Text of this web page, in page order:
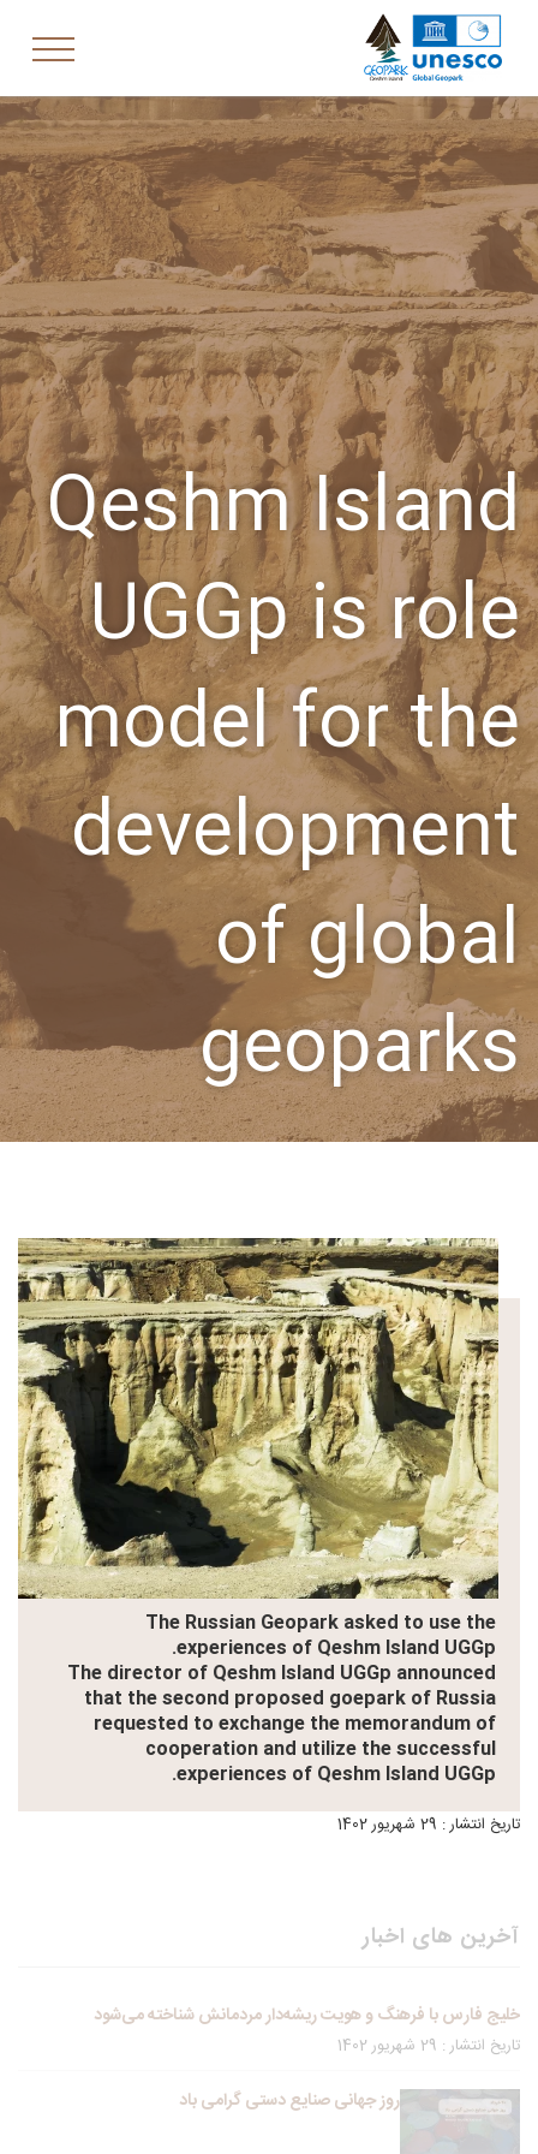
Qeshm Island
UGGp is role
model for the
development
of global
geoparks
The Russian Geopark asked to use the
experiences of Qeshm Island UGGp.
The director of Qeshm Island UGGp announced
that the second proposed goepark of Russia
requested to exchange the memorandum of
cooperation and utilize the successful
experiences of Qeshm Island UGGp.
تاریخ انتشار : 29 شهریور 1402
آخرین های اخبار
خلیج فارس با فرهنگ و هویت ریشه‌دار مردمانش شناخته می‌شود
تاریخ انتشار : 29 شهریور 1402
روز جهانی صنایع دستی گرامی باد